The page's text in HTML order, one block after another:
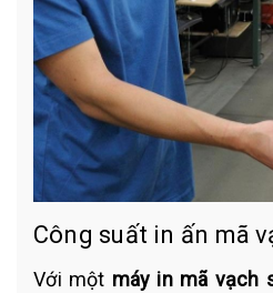
Công suất in ấn mã
Với một máy in mã vạch